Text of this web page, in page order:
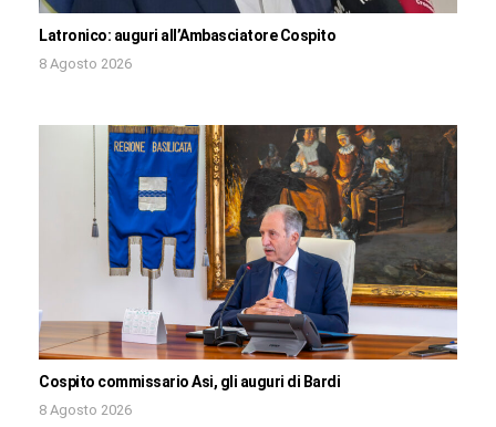
Latronico: auguri all’Ambasciatore Cospito
8 Agosto 2026
Cospito commissario Asi, gli auguri di Bardi
8 Agosto 2026